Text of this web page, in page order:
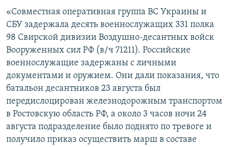
«Совместная оперативная группа ВС Украины и
СБУ задержала десять военнослужащих 331 полка
98 Свирской дивизии Воздушно-десантных войск
Вооруженных сил РФ (в/ч 71211). Российские
военнослужащие задержаны с личными
документами и оружием. Они дали показания, что
батальон десантников 23 августа был
передислоцирован железнодорожным транспортом
в Ростовскую область РФ, а около 3 часов ночи 24
августа подразделение было поднято по тревоге и
получило приказ осуществить марш в составе